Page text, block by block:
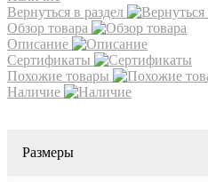
Вернуться в раздел
Обзор товара
Описание
Сертификаты
Похожие товары
Наличие
Размеры